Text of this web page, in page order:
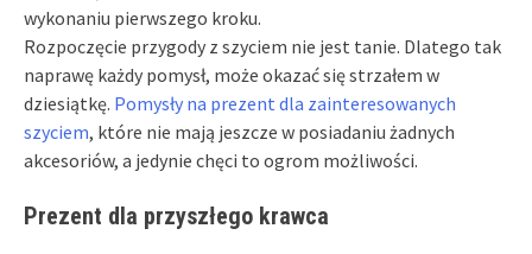
wykonaniu pierwszego kroku.
Rozpoczęcie przygody z szyciem nie jest tanie. Dlatego tak
naprawę każdy pomysł, może okazać się strzałem w
dziesiątkę. Pomysły na prezent dla zainteresowanych
szyciem, które nie mają jeszcze w posiadaniu żadnych
akcesoriów, a jedynie chęci to ogrom możliwości.
Prezent dla przyszłego krawca